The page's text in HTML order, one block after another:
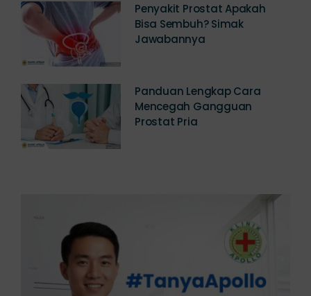
Penyakit Prostat Apakah
Bisa Sembuh? Simak
Jawabannya
Panduan Lengkap Cara
Mencegah Gangguan
Prostat Pria